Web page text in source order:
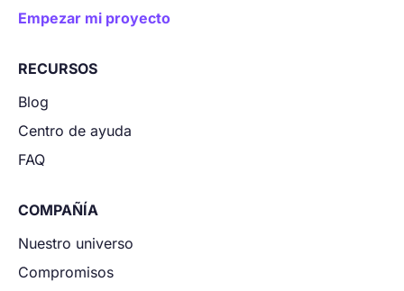
Empezar mi proyecto
RECURSOS
Blog
Centro de ayuda
FAQ
COMPAÑÍA
Nuestro universo
Compromisos